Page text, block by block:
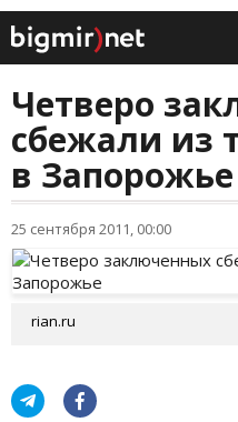
Четверо
сбежали из
в Запорожье
25 сентября 2011, 00:00
rian.ru